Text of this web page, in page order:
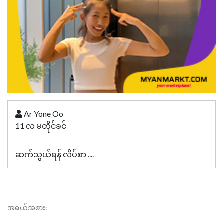
Ar Yone Oo
11 လ မတိုင်ခင်
ဆက်သွယ်ရန် လိပ်စာ ....
အရွယ်အစား: